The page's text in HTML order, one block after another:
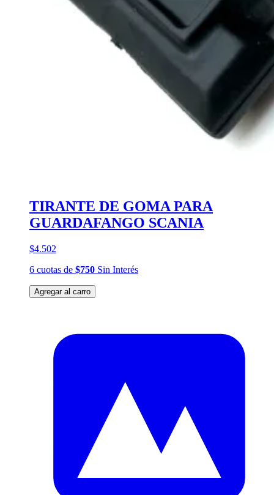
TIRANTE DE GOMA PARA
GUARDAFANGO SCANIA
$4.502
6 cuotas de $750 Sin Interés
Agregar al carro